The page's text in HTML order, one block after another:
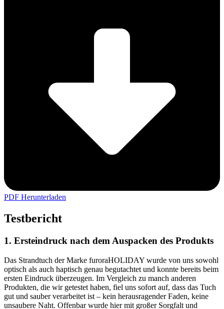
PDF Herunterladen
Testbericht
1. Ersteindruck nach dem Auspacken des Produkts
Das Strandtuch der Marke furoraHOLIDAY wurde von uns sowohl
optisch als auch haptisch genau begutachtet und konnte bereits beim
ersten Eindruck überzeugen. Im Vergleich zu manch anderen
Produkten, die wir getestet haben, fiel uns sofort auf, dass das Tuch
gut und sauber verarbeitet ist – kein herausragender Faden, keine
unsaubere Naht. Offenbar wurde hier mit großer Sorgfalt und